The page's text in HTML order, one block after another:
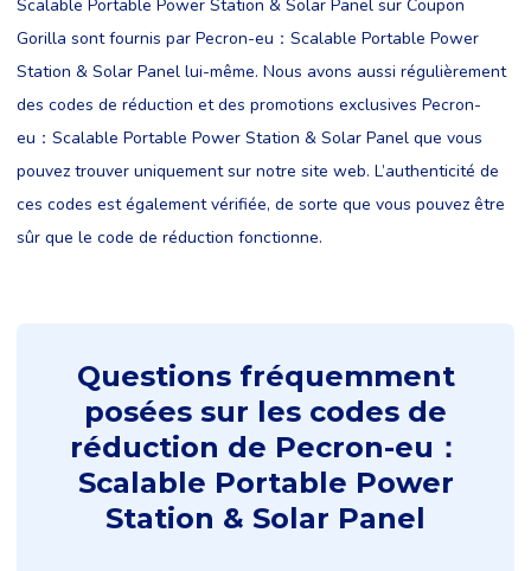
Scalable Portable Power Station & Solar Panel sur Coupon
Gorilla sont fournis par Pecron-eu：Scalable Portable Power
Station & Solar Panel lui-même. Nous avons aussi régulièrement
des codes de réduction et des promotions exclusives Pecron-
eu：Scalable Portable Power Station & Solar Panel que vous
pouvez trouver uniquement sur notre site web. L’authenticité de
ces codes est également vérifiée, de sorte que vous pouvez être
sûr que le code de réduction fonctionne.
Questions fréquemment
posées sur les codes de
réduction de Pecron-eu：
Scalable Portable Power
Station & Solar Panel